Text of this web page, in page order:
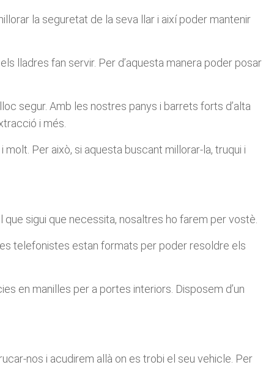
la seguretat de la seva llar i així poder mantenir
lladres fan servir. Per d’aquesta manera poder posar
segur. Amb les nostres panys i barrets forts d’alta
i més.
Per això, si aquesta buscant millorar-la, truqui i
sigui que necessita, nosaltres ho farem per vostè.
telefonistes estan formats per poder resoldre els
en manilles per a portes interiors. Disposem d’un
nos i acudirem allà on es trobi el seu vehicle. Per